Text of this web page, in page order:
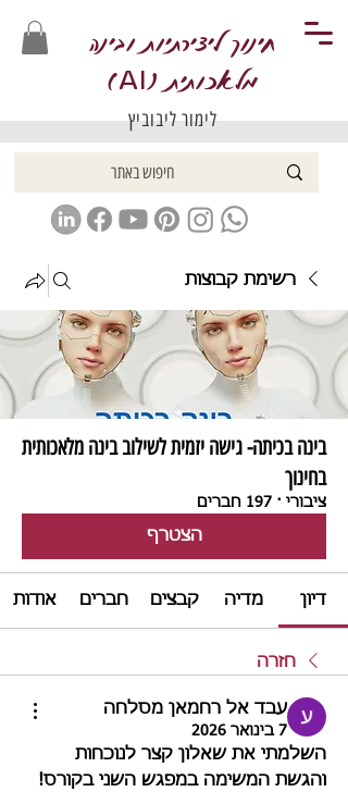
חינוך ליצירתיות ובינה
מלאכותית (AI
)
לימור ליבוביץ
רשימת קבוצות
בינה בכיתה- גישה יזמית לשילוב בינה מלאכותית
בחינוך
ציבורי · 197 חברים
הצטרף
דיון מדיה קבצים חברים אודות
חזרה
עבד אל רחמאן מסלחה
7 בינואר 2026
והגשת המשימה במפגש השני בקורס!